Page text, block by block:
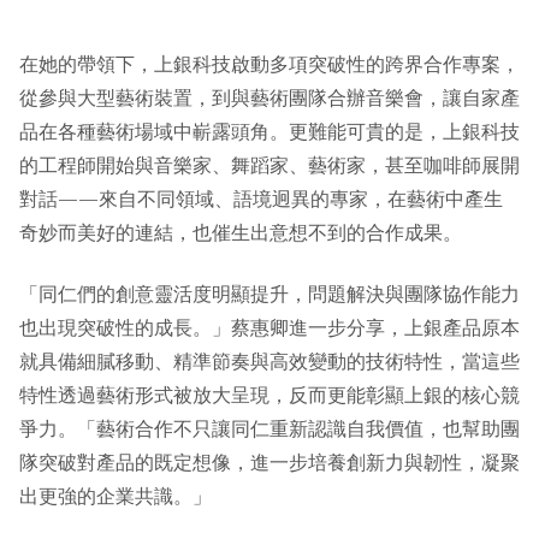
在她的帶領下，上銀科技啟動多項突破性的跨界合作專案，
從參與大型藝術裝置，到與藝術團隊合辦音樂會，讓自家產
品在各種藝術場域中嶄露頭角。更難能可貴的是，上銀科技
的工程師開始與音樂家、舞蹈家、藝術家，甚至咖啡師展開
對話——來自不同領域、語境迥異的專家，在藝術中產生
奇妙而美好的連結，也催生出意想不到的合作成果。
「同仁們的創意靈活度明顯提升，問題解決與團隊協作能力
也出現突破性的成長。」蔡惠卿進一步分享，上銀產品原本
就具備細膩移動、精準節奏與高效變動的技術特性，當這些
特性透過藝術形式被放大呈現，反而更能彰顯上銀的核心競
爭力。「藝術合作不只讓同仁重新認識自我價值，也幫助團
隊突破對產品的既定想像，進一步培養創新力與韌性，凝聚
出更強的企業共識。」